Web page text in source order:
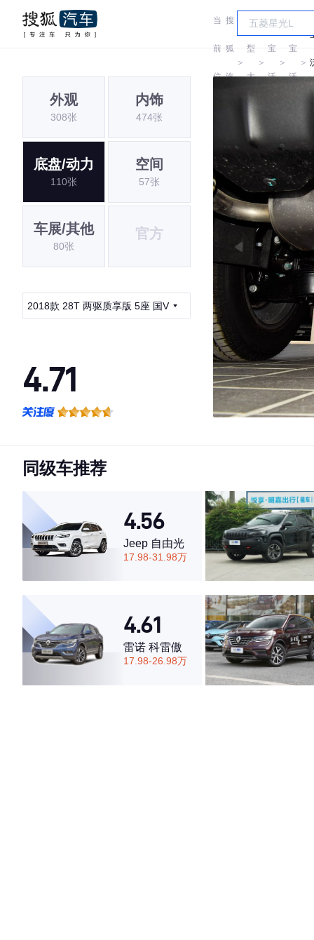
当
前
位
搜
狐
汽
＞
车
型
大
全
＞
宝
沃
＞
宝
沃
＞
外观
308张
内饰
474张
底盘/动力
110张
空间
57张
车展/其他
80张
官方
2018款 28T 两驱质享版 5座 国V
4.71
·空间表现较为优秀，优于53%同级车
同级车推荐
4.56
Jeep 自由光
17.98-31.98万
4.61
雷诺 科雷傲
17.98-26.98万